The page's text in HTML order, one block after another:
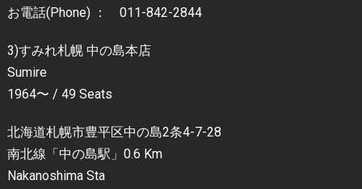
お電話(Phone) ： 011-842-2844
3)すみれ札幌 中の島本店
Sumire
1964〜 / 49 Seats
北海道札幌市豊平区中の島2条4-7-28
南北線「中の島駅」0.6 Km
Nakanoshima Sta